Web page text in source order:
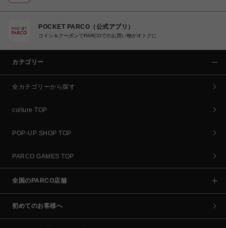
POCKET PARCO（公式アプリ）
コイン＆クーポンでPARCOでのお買い物がオトクに
カテゴリー
全カテゴリーから探す
culture TOP
POP-UP SHOP TOP
PARCO GAMES TOP
全国のPARCO店舗
初めてのお客様へ